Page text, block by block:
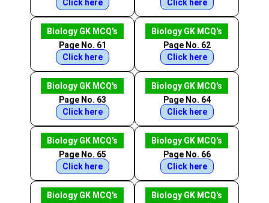
Click here
Click here
Biology GK MCQ's
Page No. 61
Click here
Biology GK MCQ's
Page No. 62
Click here
Biology GK MCQ's
Page No. 63
Click here
Biology GK MCQ's
Page No. 64
Click here
Biology GK MCQ's
Page No. 65
Click here
Biology GK MCQ's
Page No. 66
Click here
Biology GK MCQ's
Biology GK MCQ's